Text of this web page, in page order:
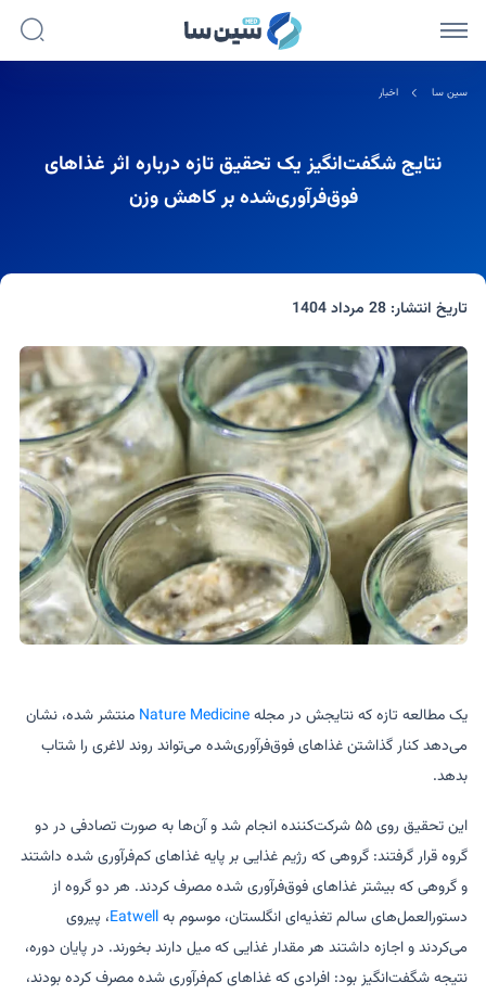
سین سا اخبار
نتایج شگفت‌انگیز یک تحقیق تازه درباره اثر غذاهای
فوق‌فرآوری‌شده بر کاهش وزن
تاریخ انتشار:28 مرداد 1404
یک مطالعه تازه که نتایجش در مجلهNature Medicine منتشر شده، نشان
می‌دهد کنار گذاشتن غذاهای فوق‌فرآوری‌شده می‌تواند روند لاغری را شتاب
بدهد.
این تحقیق روی ۵۵ شرکت‌کننده انجام شد و آن‌ها به صورت تصادفی در دو
گروه قرار گرفتند: گروهی که رژیم غذایی بر پایه غذاهای کم‌فرآوری شده داشتند
و گروهی که بیشتر غذاهای فوق‌فرآوری شده مصرف کردند. هر دو گروه از
دستورالعمل‌های سالم تغذیه‌ای انگلستان، موسوم بهEatwell، پیروی
می‌کردند و اجازه داشتند هر مقدار غذایی که میل دارند بخورند. در پایان دوره،
نتیجه شگفت‌انگیز بود: افرادی که غذاهای کم‌فرآوری شده مصرف کرده بودند،